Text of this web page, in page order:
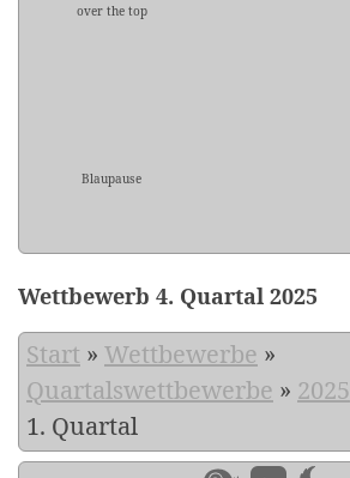
over the top
Blaupause
Wettbewerb 4. Quartal 2025
Start » Wettbewerbe »
Quartalswettbewerbe » 2025
1. Quartal